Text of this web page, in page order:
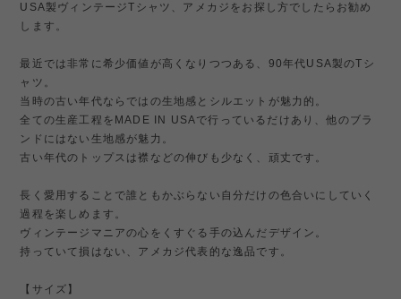
USA製ヴィンテージTシャツ、アメカジをお探し方でしたらお勧め
します。
最近では非常に希少価値が高くなりつつある、90年代USA製のTシ
ャツ。
当時の古い年代ならではの生地感とシルエットが魅力的。
全ての生産工程をMADE IN USAで行っているだけあり、他のブラ
ンドにはない生地感が魅力。
古い年代のトップスは襟などの伸びも少なく、頑丈です。
長く愛用することで誰ともかぶらない自分だけの色合いにしていく
過程を楽しめます。
ヴィンテージマニアの心をくすぐる手の込んだデザイン。
持っていて損はない、アメカジ代表的な逸品です。
【サイズ】